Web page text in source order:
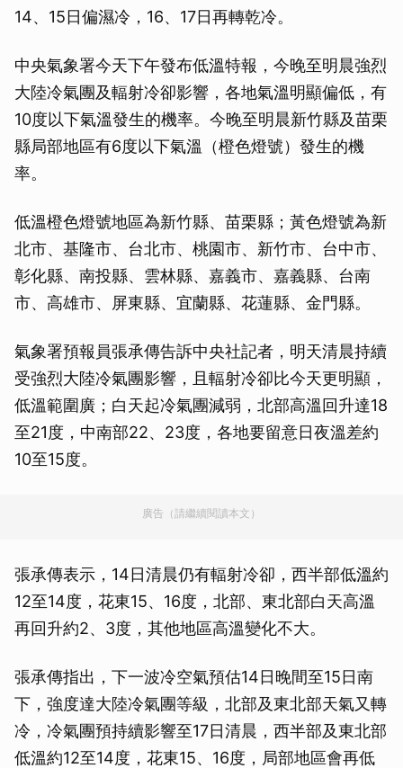
14、15日偏濕冷，16、17日再轉乾冷。
中央氣象署今天下午發布低溫特報，今晚至明晨強烈
大陸冷氣團及輻射冷卻影響，各地氣溫明顯偏低，有
10度以下氣溫發生的機率。今晚至明晨新竹縣及苗栗
縣局部地區有6度以下氣溫（橙色燈號）發生的機
率。
低溫橙色燈號地區為新竹縣、苗栗縣；黃色燈號為新
北市、基隆市、台北市、桃園市、新竹市、台中市、
彰化縣、南投縣、雲林縣、嘉義市、嘉義縣、台南
市、高雄市、屏東縣、宜蘭縣、花蓮縣、金門縣。
氣象署預報員張承傳告訴中央社記者，明天清晨持續
受強烈大陸冷氣團影響，且輻射冷卻比今天更明顯，
低溫範圍廣；白天起冷氣團減弱，北部高溫回升達18
至21度，中南部22、23度，各地要留意日夜溫差約
10至15度。
廣告（請繼續閱讀本文）
張承傳表示，14日清晨仍有輻射冷卻，西半部低溫約
12至14度，花東15、16度，北部、東北部白天高溫
再回升約2、3度，其他地區高溫變化不大。
張承傳指出，下一波冷空氣預估14日晚間至15日南
下，強度達大陸冷氣團等級，北部及東北部天氣又轉
冷，冷氣團預持續影響至17日清晨，西半部及東北部
低溫約12至14度，花東15、16度，局部地區會再低